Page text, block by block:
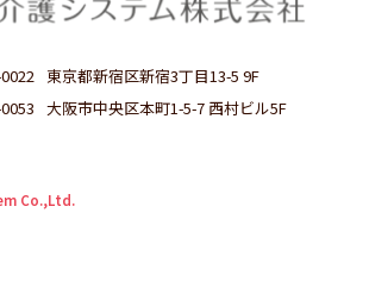
東京都新宿区新宿3丁目13-5 9F
大阪市中央区本町1-5-7 西村ビル5F
Co.,Ltd.